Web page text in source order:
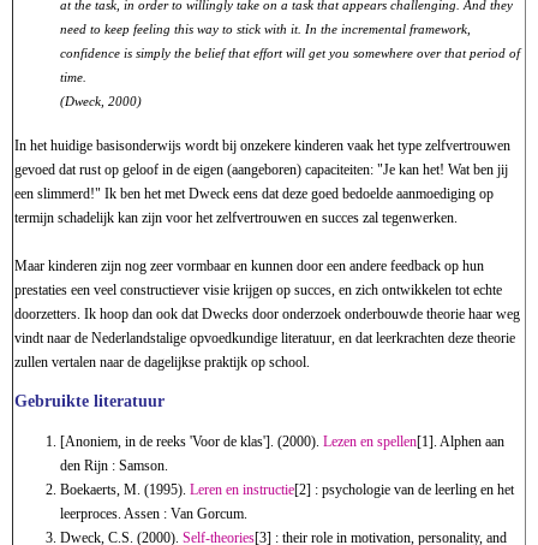
at the task, in order to willingly take on a task that appears challenging. And they
need to keep feeling this way to stick with it. In the incremental framework,
confidence is simply the belief that effort will get you somewhere over that period of
time.
(Dweck, 2000)
In het huidige basisonderwijs wordt bij onzekere kinderen vaak het type zelfvertrouwen
gevoed dat rust op geloof in de eigen (aangeboren) capaciteiten: "Je kan het! Wat ben jij
een slimmerd!" Ik ben het met Dweck eens dat deze goed bedoelde aanmoediging op
termijn schadelijk kan zijn voor het zelfvertrouwen en succes zal tegenwerken.
Maar kinderen zijn nog zeer vormbaar en kunnen door een andere feedback op hun
prestaties een veel constructiever visie krijgen op succes, en zich ontwikkelen tot echte
doorzetters. Ik hoop dan ook dat Dwecks door onderzoek onderbouwde theorie haar weg
vindt naar de Nederlandstalige opvoedkundige literatuur, en dat leerkrachten deze theorie
zullen vertalen naar de dagelijkse praktijk op school.
Gebruikte literatuur
[Anoniem, in de reeks 'Voor de klas']. (2000). Lezen en spellen[1]. Alphen aan
den Rijn : Samson.
Boekaerts, M. (1995). Leren en instructie[2] : psychologie van de leerling en het
leerproces. Assen : Van Gorcum.
Dweck, C.S. (2000). Self-theories[3] : their role in motivation, personality, and